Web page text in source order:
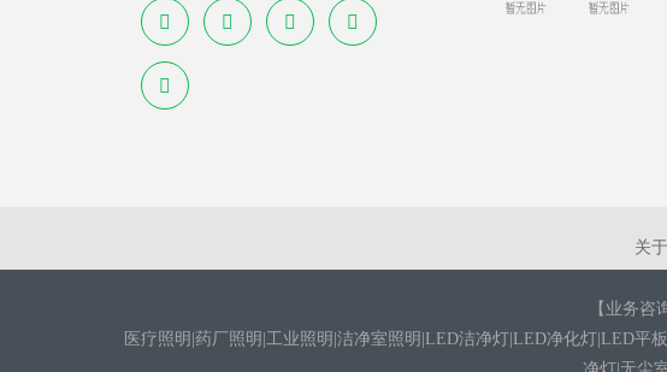
关
【业务咨
医疗照明|药厂照明|工业照明|洁净室照明|LED洁净灯|LED净化灯|LED